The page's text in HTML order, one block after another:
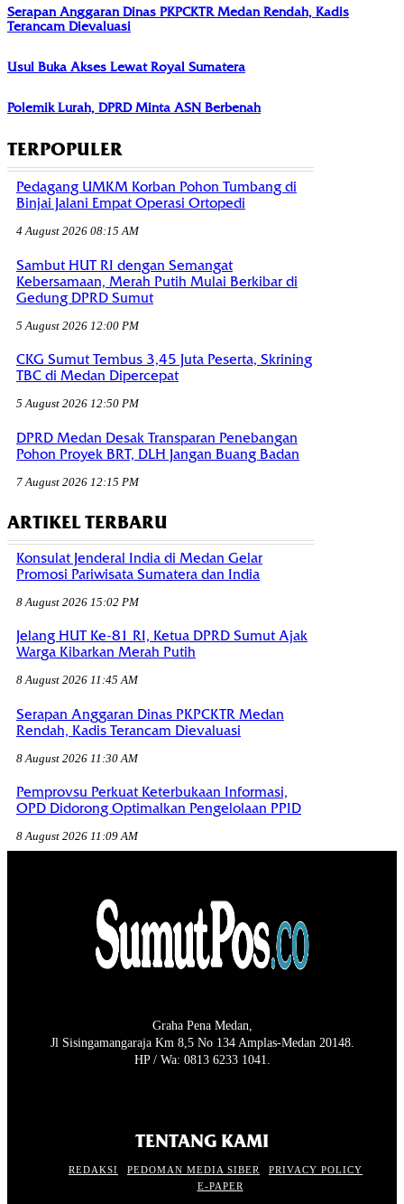
Serapan Anggaran Dinas PKPCKTR Medan Rendah, Kadis
Terancam Dievaluasi
Usul Buka Akses Lewat Royal Sumatera
Polemik Lurah, DPRD Minta ASN Berbenah
TERPOPULER
Pedagang UMKM Korban Pohon Tumbang di
Binjai Jalani Empat Operasi Ortopedi
4 August 2026 08:15 AM
Sambut HUT RI dengan Semangat
Kebersamaan, Merah Putih Mulai Berkibar di
Gedung DPRD Sumut
5 August 2026 12:00 PM
CKG Sumut Tembus 3,45 Juta Peserta, Skrining
TBC di Medan Dipercepat
5 August 2026 12:50 PM
DPRD Medan Desak Transparan Penebangan
Pohon Proyek BRT, DLH Jangan Buang Badan
7 August 2026 12:15 PM
ARTIKEL TERBARU
Konsulat Jenderal India di Medan Gelar
Promosi Pariwisata Sumatera dan India
8 August 2026 15:02 PM
Jelang HUT Ke-81 RI, Ketua DPRD Sumut Ajak
Warga Kibarkan Merah Putih
8 August 2026 11:45 AM
Serapan Anggaran Dinas PKPCKTR Medan
Rendah, Kadis Terancam Dievaluasi
8 August 2026 11:30 AM
Pemprovsu Perkuat Keterbukaan Informasi,
OPD Didorong Optimalkan Pengelolaan PPID
8 August 2026 11:09 AM
Graha Pena Medan,
Jl Sisingamangaraja Km 8,5 No 134 Amplas-Medan 20148.
HP / Wa: 0813 6233 1041.
TENTANG KAMI
REDAKSI PEDOMAN MEDIA SIBER
PRIVACY POLICY
E-PAPER